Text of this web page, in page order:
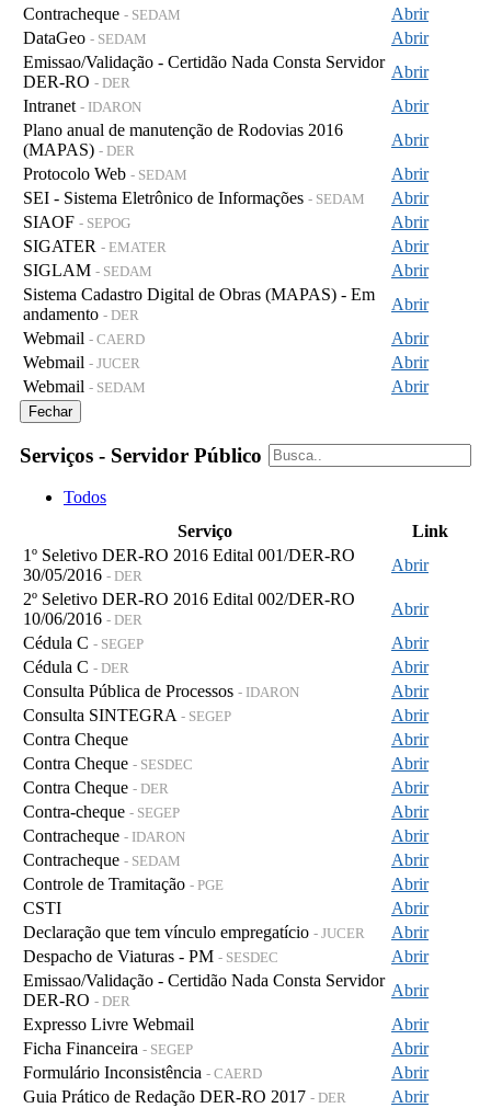
Contracheque - SEDAM
Abrir
DataGeo - SEDAM
Abrir
Emissao/Validação - Certidão Nada Consta Servidor
DER-RO - DER
Abrir
Intranet - IDARON
Abrir
Plano anual de manutenção de Rodovias 2016
(MAPAS) - DER
Abrir
Protocolo Web - SEDAM
Abrir
SEI - Sistema Eletrônico de Informações - SEDAM
Abrir
SIAOF - SEPOG
Abrir
SIGATER - EMATER
Abrir
SIGLAM - SEDAM
Abrir
Sistema Cadastro Digital de Obras (MAPAS) - Em
andamento - DER
Abrir
Webmail - CAERD
Abrir
Webmail - JUCER
Abrir
Webmail - SEDAM Abrir
Fechar
Serviços - Servidor Público
Todos
Serviço
Link
1º Seletivo DER-RO 2016 Edital 001/DER-RO
30/05/2016 - DER
Abrir
2º Seletivo DER-RO 2016 Edital 002/DER-RO
10/06/2016 - DER
Abrir
Cédula C - SEGEP
Abrir
Cédula C - DER
Abrir
Consulta Pública de Processos - IDARON
Abrir
Consulta SINTEGRA - SEGEP
Abrir
Contra Cheque
Abrir
Contra Cheque - SESDEC
Abrir
Contra Cheque - DER
Abrir
Contra-cheque - SEGEP
Abrir
Contracheque - IDARON
Abrir
Contracheque - SEDAM
Abrir
Controle de Tramitação - PGE
Abrir
CSTI
Abrir
Declaração que tem vínculo empregatício - JUCER
Abrir
Despacho de Viaturas - PM - SESDEC
Abrir
Emissao/Validação - Certidão Nada Consta Servidor
DER-RO - DER
Abrir
Expresso Livre Webmail
Abrir
Ficha Financeira - SEGEP
Abrir
Formulário Inconsistência - CAERD
Abrir
Guia Prático de Redação DER-RO 2017 - DER
Abrir